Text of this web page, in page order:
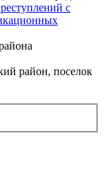
с
район, поселок